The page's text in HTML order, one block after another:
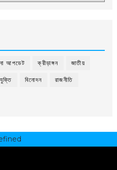
আপডেট ক্রীড়াঙ্গন জাতীয়
বিনোদন রাজনীতি